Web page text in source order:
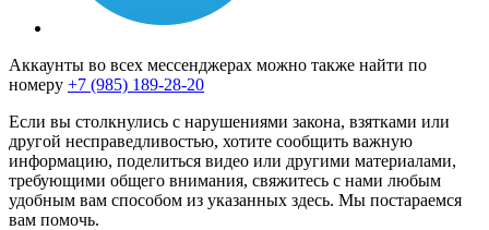
Аккаунты во всех мессенджерах можно также найти по
номеру +7 (985) 189-28-20
Если вы столкнулись с нарушениями закона, взятками или
другой несправедливостью, хотите сообщить важную
информацию, поделиться видео или другими материалами,
требующими общего внимания, свяжитесь с нами любым
удобным вам способом из указанных здесь. Мы постараемся
вам помочь.